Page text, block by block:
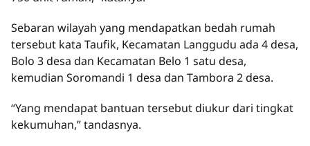
Sebaran wilayah yang mendapatkan bedah rumah
tersebut kata Taufik, Kecamatan Langgudu ada 4 desa,
Bolo 3 desa dan Kecamatan Belo 1 satu desa,
kemudian Soromandi 1 desa dan Tambora 2 desa.
“Yang mendapat bantuan tersebut diukur dari tingkat
kekumuhan,” tandasnya.